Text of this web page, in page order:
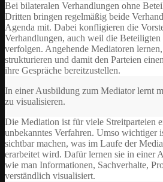
Bei bilateralen Verhandlungen ohne
Dritten bringen regelmäßig beide
Agenda mit. Dabei konfligieren die
Verhandlungen, auch weil die
verfolgen. Angehende Mediatoren
strukturieren und damit den Parteien
ihre Gespräche bereitzustellen.
In einer Ausbildung zum Mediator lernt
zu visualisieren.
Die Mediation ist für viele Streitparteien
unbekanntes Verfahren. Umso wichtiger
sichtbar machen, was im Laufe der
erarbeitet wird. Dafür lernen sie in einer
wie man Informationen, Sachverhalte,
verständlich visualisiert.